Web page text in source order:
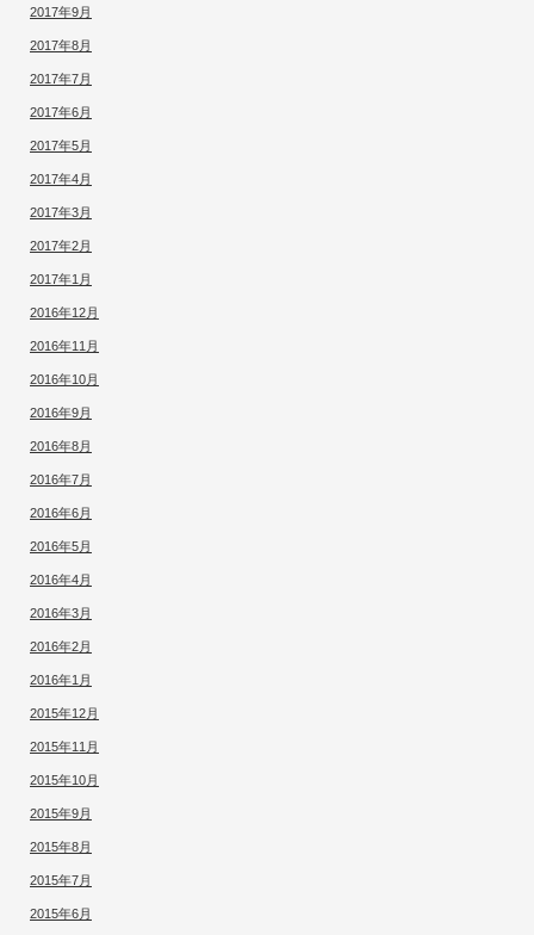
2017年9月
2017年8月
2017年7月
2017年6月
2017年5月
2017年4月
2017年3月
2017年2月
2017年1月
2016年12月
2016年11月
2016年10月
2016年9月
2016年8月
2016年7月
2016年6月
2016年5月
2016年4月
2016年3月
2016年2月
2016年1月
2015年12月
2015年11月
2015年10月
2015年9月
2015年8月
2015年7月
2015年6月